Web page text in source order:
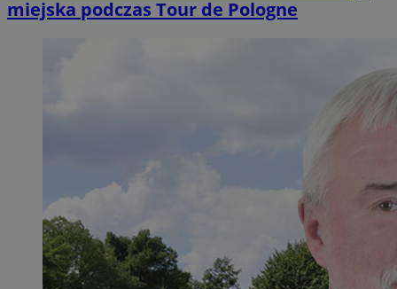
miejska podczas Tour de Pologne